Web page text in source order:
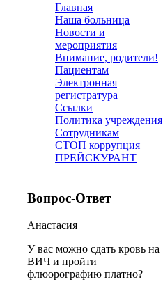
Главная
Наша больница
Новости и
мероприятия
Внимание, родители!
Пациентам
Электронная
регистратура
Ссылки
Политика учреждения
Сотрудникам
СТОП коррупция
ПРЕЙСКУРАНТ
Вопрос-Ответ
Анастасия
У вас можно сдать кровь на
ВИЧ и пройти
флюорографию платно?